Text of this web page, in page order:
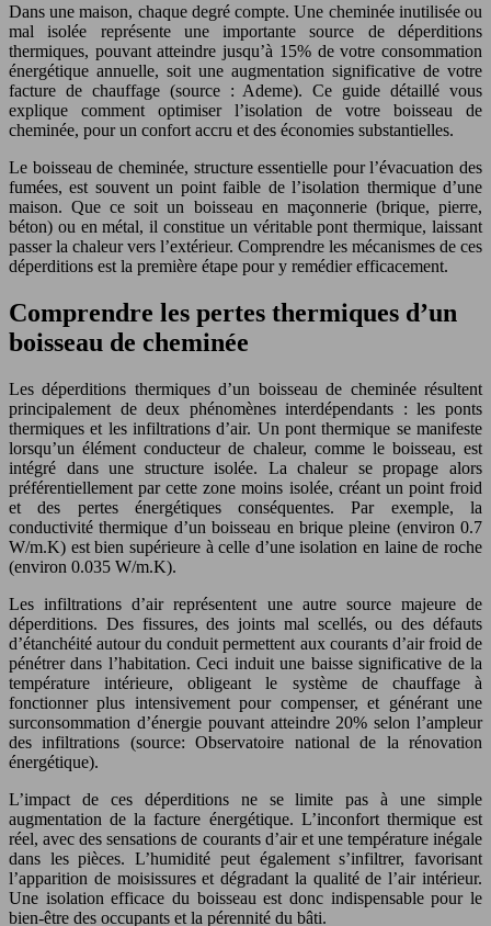
Dans une maison, chaque degré compte. Une cheminée inutilisée ou
mal isolée représente une importante source de déperditions
thermiques, pouvant atteindre jusqu’à 15% de votre consommation
énergétique annuelle, soit une augmentation significative de votre
facture de chauffage (source : Ademe). Ce guide détaillé vous
explique comment optimiser l’isolation de votre boisseau de
cheminée, pour un confort accru et des économies substantielles.
Le boisseau de cheminée, structure essentielle pour l’évacuation des
fumées, est souvent un point faible de l’isolation thermique d’une
maison. Que ce soit un boisseau en maçonnerie (brique, pierre,
béton) ou en métal, il constitue un véritable pont thermique, laissant
passer la chaleur vers l’extérieur. Comprendre les mécanismes de ces
déperditions est la première étape pour y remédier efficacement.
Comprendre les pertes thermiques d’un
boisseau de cheminée
Les déperditions thermiques d’un boisseau de cheminée résultent
principalement de deux phénomènes interdépendants : les ponts
thermiques et les infiltrations d’air. Un pont thermique se manifeste
lorsqu’un élément conducteur de chaleur, comme le boisseau, est
intégré dans une structure isolée. La chaleur se propage alors
préférentiellement par cette zone moins isolée, créant un point froid
et des pertes énergétiques conséquentes. Par exemple, la
conductivité thermique d’un boisseau en brique pleine (environ 0.7
W/m.K) est bien supérieure à celle d’une isolation en laine de roche
(environ 0.035 W/m.K).
Les infiltrations d’air représentent une autre source majeure de
déperditions. Des fissures, des joints mal scellés, ou des défauts
d’étanchéité autour du conduit permettent aux courants d’air froid de
pénétrer dans l’habitation. Ceci induit une baisse significative de la
température intérieure, obligeant le système de chauffage à
fonctionner plus intensivement pour compenser, et générant une
surconsommation d’énergie pouvant atteindre 20% selon l’ampleur
des infiltrations (source: Observatoire national de la rénovation
énergétique).
L’impact de ces déperditions ne se limite pas à une simple
augmentation de la facture énergétique. L’inconfort thermique est
réel, avec des sensations de courants d’air et une température inégale
dans les pièces. L’humidité peut également s’infiltrer, favorisant
l’apparition de moisissures et dégradant la qualité de l’air intérieur.
Une isolation efficace du boisseau est donc indispensable pour le
bien-être des occupants et la pérennité du bâti.